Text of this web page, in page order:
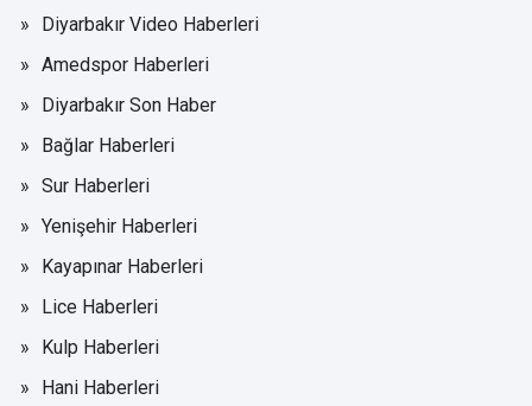
Diyarbakır Video Haberleri
Amedspor Haberleri
Diyarbakır Son Haber
Bağlar Haberleri
Sur Haberleri
Yenişehir Haberleri
Kayapınar Haberleri
Lice Haberleri
Kulp Haberleri
Hani Haberleri